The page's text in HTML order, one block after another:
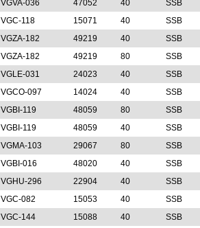
VGVA-036 47052 40 SSB
VGC-118 15071 40 SSB
VGZA-182 49219 40 SSB
VGZA-182 49219 80 SSB
VGLE-031 24023 40 SSB
VGCO-097 14024 40 SSB
VGBI-119 48059 80 SSB
VGBI-119 48059 40 SSB
VGMA-103 29067 80 SSB
VGBI-016 48020 40 SSB
VGHU-296 22904 40 SSB
VGC-082 15053 40 SSB
VGC-144 15088 40 SSB